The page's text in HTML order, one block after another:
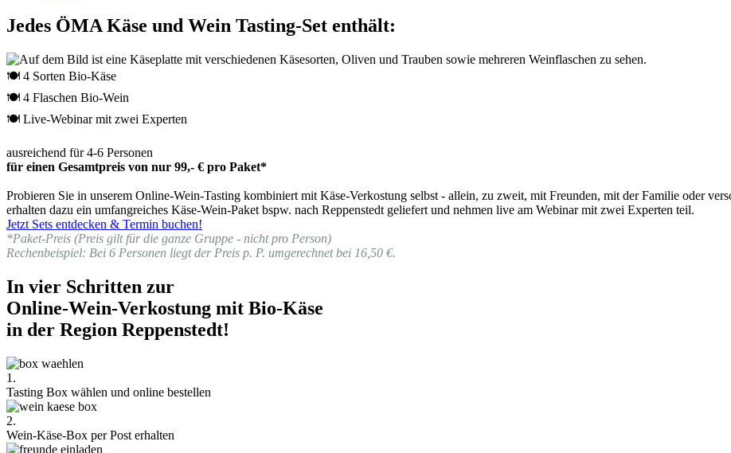
Jedes ÖMA Käse und Wein Tasting-Set enthält:
🍽 4 Sorten Bio-Käse
🍽 4 Flaschen Bio-Wein
🍽 Live-Webinar mit zwei Experten
ausreichend für 4-6 Personen
für einen Gesamtpreis von nur 99,- € pro Paket*
Probieren Sie in unserem Online-Wein-Tasting kombiniert mit Käse-Verkostung selbst - allein, zu zweit, mit Freunden, mit der Familie oder
erhalten dazu ein umfangreiches Käse-Wein-Paket bspw. nach Reppenstedt geliefert und nehmen live am Webinar mit zwei Experten teil.
Jetzt Sets entdecken & Termin buchen!
*Paket-Preis (Preis gilt für die ganze Gruppe - nicht pro Person)
Rechenbeispiel: Bei 6 Personen liegt der Preis p. P. umgerechnet bei 16,50 €.
In vier Schritten zur
Online-Wein-Verkostung mit Bio-Käse
in der Region Reppenstedt!
1.
Tasting Box wählen und online bestellen
2.
Wein-Käse-Box per Post erhalten